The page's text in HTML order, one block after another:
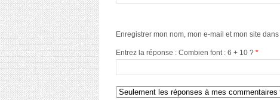
Enregistrer mon nom, mon e-mail et mon site
Entrez la réponse : Combien font : 6 + 10 ? *